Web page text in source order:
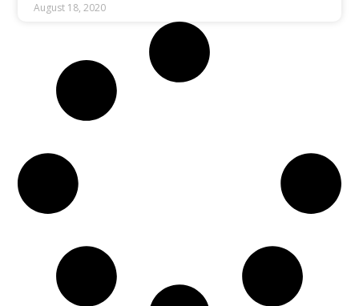
August 18, 2020